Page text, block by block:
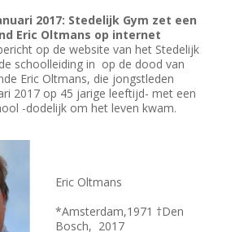
2017: Stedelijk Gym zet een
Eric Oltmans op internet
op de website van het Stedelijk
schoolleiding in op de dood van
Eric Oltmans, die jongstleden
2017 op 45 jarige leeftijd- met een
-dodelijk om het leven kwam.
Eric Oltmans
*Amsterdam,1971 †Den
Bosch, 2017